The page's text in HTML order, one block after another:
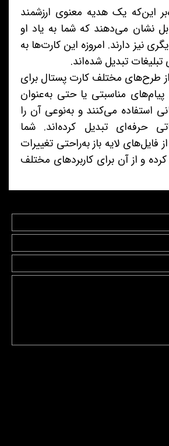
این‌که یک هدیه معنوی ارزشمند
نشان می‌دهند که شما به یاد او
نیز دارند. امروزه این کارت‌ها به
تبلیغات تبدیل شده‌اند.
طرح‌های مختلف کارت پستال برای
مناسبتی یا حتی به‌عنوان
استفاده می‌کنند و به‌نوعی آن را
حرفه‌ای تبدیل کرده‌اند. شما
فایل‌های لایه باز به‌راحتی تغییرات
کرده و از آن برای کاربردهای مختلف